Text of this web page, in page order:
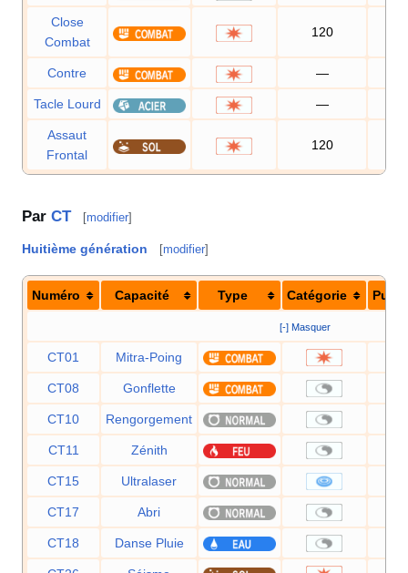
Close
Combat
120
Contre —
Tacle Lourd —
Assaut
Frontal
120
Par CT [modifier]
Huitième génération [modifier]
Numéro Capacité Type Catégorie
[-] Masquer
CT01 Mitra-Poing
CT08 Gonflette
CT10 Rengorgement
CT11 Zénith
CT15 Ultralaser
CT17 Abri
CT18 Danse Pluie